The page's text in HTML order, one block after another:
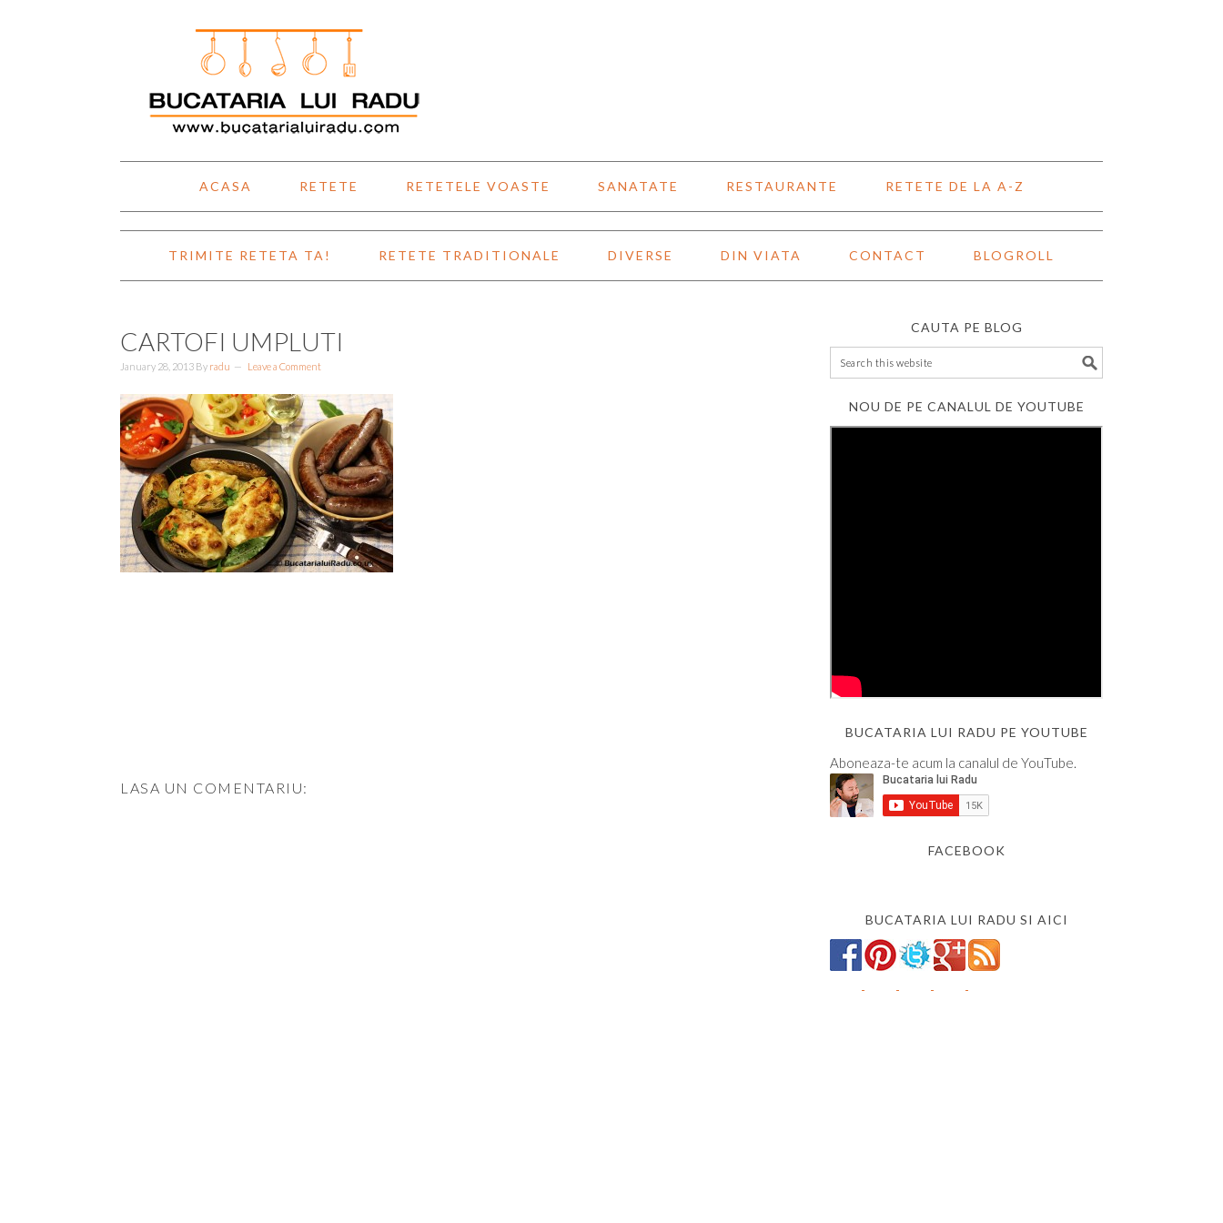
ACASA RETETE RETETELE VOASTE SANATATE RESTAURANTE RETETE DE LA A-Z
TRIMITE RETETA TA! RETETE TRADITIONALE DIVERSE DIN VIATA CONTACT BLOGROLL
CARTOFI UMPLUTI
January 28, 2013 By radu Leave a Comment
LASA UN COMENTARIU:
CAUTA PE BLOG
NOU DE PE CANALUL DE YOUTUBE
BUCATARIA LUI RADU PE YOUTUBE
Aboneaza-te acum la canalul de YouTube.
FACEBOOK
BUCATARIA LUI RADU SI AICI